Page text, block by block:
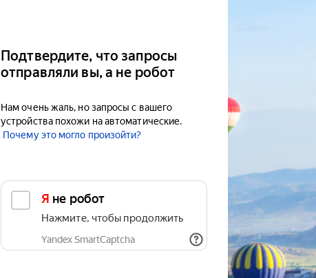
Подтвердите, что запросы
отправляли вы, а не робот
Нам очень жаль, но запросы с вашего
устройства похожи на автоматические.
Почему это могло произойти?
Я не робот
Нажмите, чтобы продолжить
Yandex SmartCaptcha